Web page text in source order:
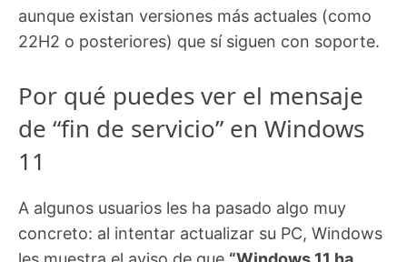
aunque existan versiones más actuales (como
22H2 o posteriores) que sí siguen con soporte.
Por qué puedes ver el mensaje
de “fin de servicio” en Windows
11
A algunos usuarios les ha pasado algo muy
concreto: al intentar actualizar su PC, Windows